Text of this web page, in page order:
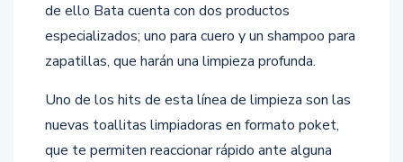
de ello Bata cuenta con dos productos
especializados; uno para cuero y un shampoo para
zapatillas, que harán una limpieza profunda.
Uno de los hits de esta línea de limpieza son las
nuevas toallitas limpiadoras en formato poket,
que te permiten reaccionar rápido ante alguna